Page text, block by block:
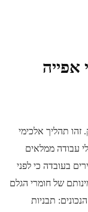
זהו תהליך אלכימי
עבודה ממלאים
בעובדה כי לפני
של חומרי הגלם
תבניות